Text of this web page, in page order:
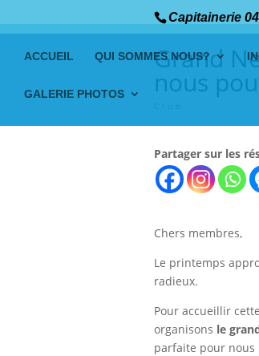
Capitainerie
ACCUEIL QUI SOMMES NOUS?
GALERIE PHOTOS
Grand
nous
Partager sur les
Chers membres,
Le printemps
radieux.
Pour accueillir
organisons le
parfaite pour